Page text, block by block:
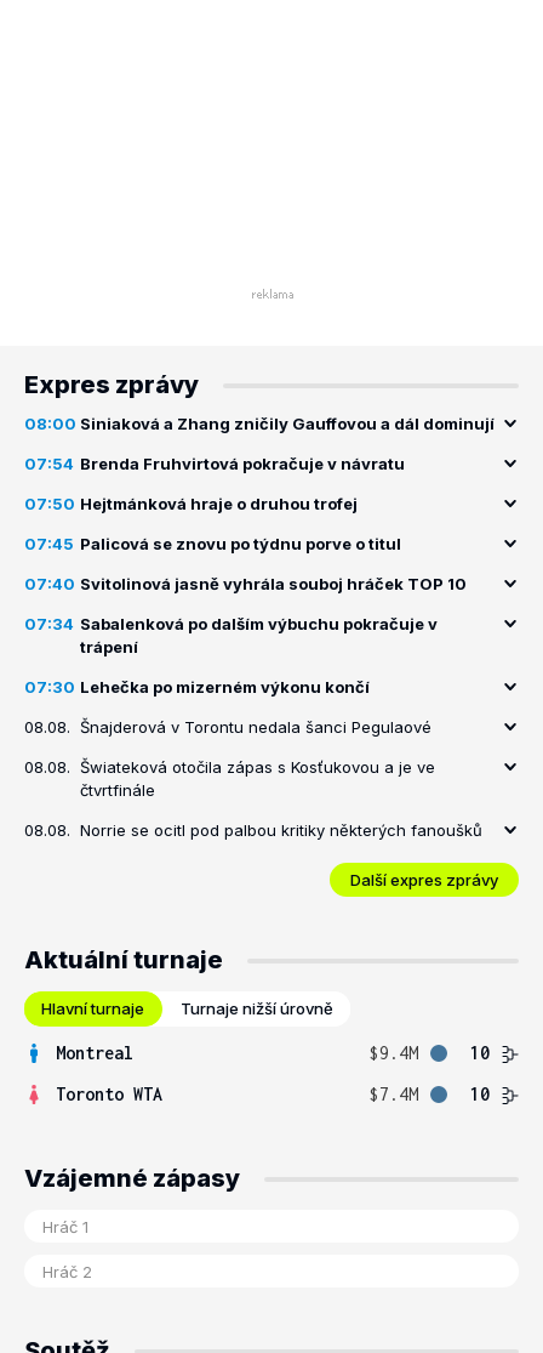
Expres zprávy
08:00 Siniaková a Zhang zničily Gauffovou a dál dominují
07:54 Brenda Fruhvirtová pokračuje v návratu
07:50 Hejtmánková hraje o druhou trofej
07:45 Palicová se znovu po týdnu porve o titul
07:40 Svitolinová jasně vyhrála souboj hráček TOP 10
07:34 Sabalenková po dalším výbuchu pokračuje v
trápení
07:30 Lehečka po mizerném výkonu končí
08.08. Šnajderová v Torontu nedala šanci Pegulaové
08.08. Šwiateková otočila zápas s Kosťukovou a je ve
čtvrtfinále
08.08. Norrie se ocitl pod palbou kritiky některých fanoušků
Další expres zprávy
Aktuální turnaje
Hlavní turnaje Turnaje nižší úrovně
Montreal $9.4M
10
Toronto WTA
$7.4M 10
Vzájemné zápasy